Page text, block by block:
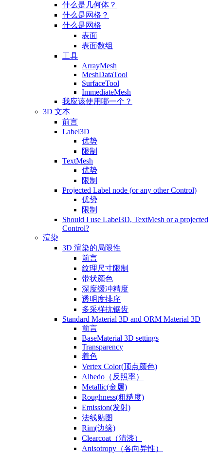
什么是几何体？
什么是网格？
什么是网格
表面
表面数组
工具
ArrayMesh
MeshDataTool
SurfaceTool
ImmediateMesh
我应该使用哪一个？
3D 文本
前言
Label3D
优势
限制
TextMesh
优势
限制
Projected Label node (or any other Control)
优势
限制
Should I use Label3D, TextMesh or a projected
Control?
渲染
3D 渲染的局限性
前言
纹理尺寸限制
带状颜色
深度缓冲精度
透明度排序
多采样抗锯齿
Standard Material 3D and ORM Material 3D
前言
BaseMaterial 3D settings
Transparency
着色
Vertex Color(顶点颜色)
Albedo（反照率）
Metallic(金属)
Roughness(粗糙度)
Emission(发射)
法线贴图
Rim(边缘)
Clearcoat（清漆）
Anisotropy（各向异性）